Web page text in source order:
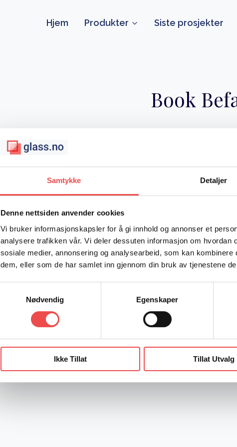
Samtykke Detaljer
Denne nettsiden anvender cookies
Vi bruker informasjonskapsler for å gi innhold og annonser et
analysere trafikken vår. Vi deler dessuten informasjon om
sosiale medier, annonsering og analysearbeid, som kan
dem, eller som de har samlet inn gjennom din bruk av tjenestene
Nødvendig
Egenskaper
Ikke Tillat Tillat Utvalg
Hjem Produkter Siste prosjekter
Book